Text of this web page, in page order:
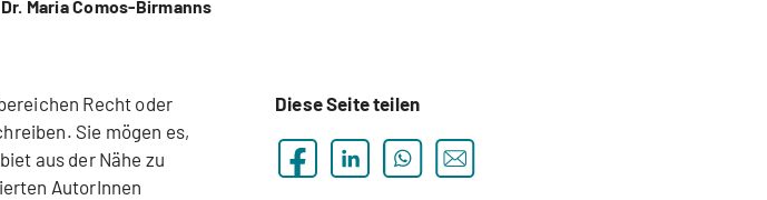
Dr. Maria Comos-Birmanns
Recht oder
Sie mögen es,
aus der Nähe zu
AutorInnen
Diese Seite teilen